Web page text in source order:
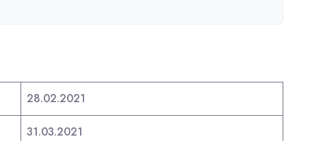
28.02.2021
31.03.2021